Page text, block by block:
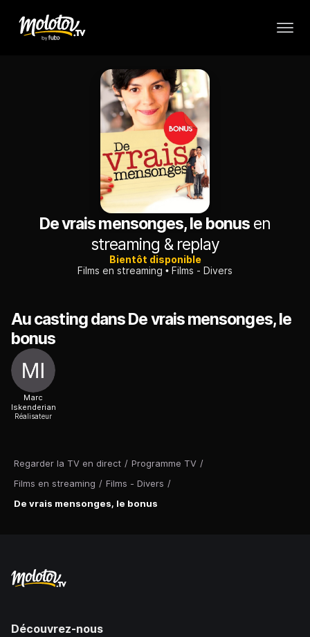
Regarder la TV en direct / Programme TV /
Films en streaming / Films - Divers /
De vrais mensonges, le bonus
De vrais mensonges, le bonus en
streaming & replay
Bientôt disponible
Films en streaming
Films - Divers
Au casting dans De vrais mensonges, le
bonus
Marc
Iskenderian
Réalisateur
Découvrez-nous